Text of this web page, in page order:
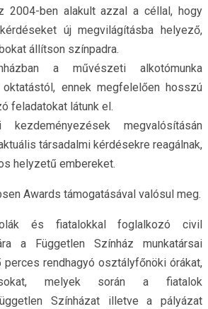
2004-ben alakult azzal a céllal, hogy
új megvilágításba helyező,
állítson színpadra.
a művészeti alkotómunka
ennek megfelelően hosszú
feladatokat látunk el.
megvalósításán
társadalmi kérdésekre reagálnak,
helyzetű embereket.
Awards támogatásával valósul meg.
és fiatalokkal foglalkozó civil
a Független Színház munkatársai
perces rendhagyó osztályfőnöki órákat,
melyek során a fiatalok
Színházat illetve a pályázat